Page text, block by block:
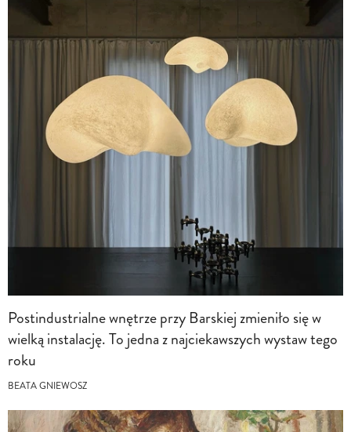
Postindustrialne wnętrze przy Barskiej zmieniło się w
wielką instalację. To jedna z najciekawszych wystaw tego
roku
BEATA GNIEWOSZ